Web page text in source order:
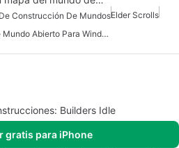
Construcción De MundosElder Scrolls
Juegos De Mundo Abierto Para Windows
Builders Idle
gratis para iPhone